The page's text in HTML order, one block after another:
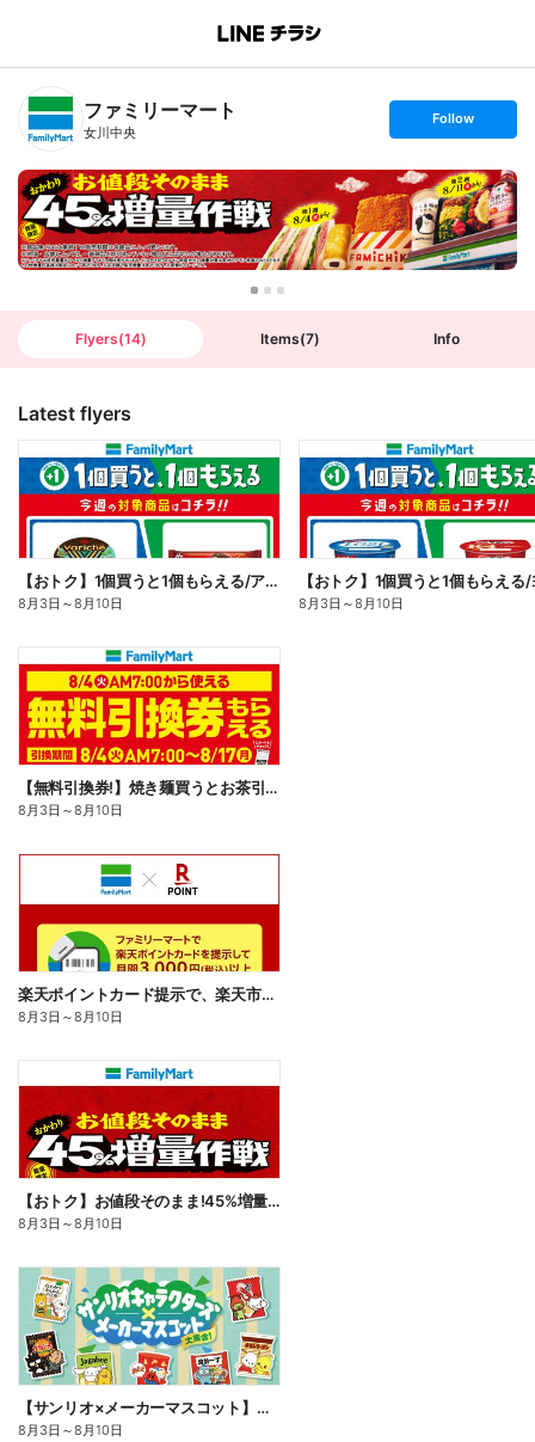
B
n
T
ファミリーマート
女川中央
s
t
o
l
l
o
w
Follow
Flyers(14) Items(7) Info
Latest flyers
【おトク】1個買うと1個もらえる/アイス
8月3日 ～8月10日 8月3日 ～8月10日
【無料引換券!】焼き麺買うとお茶引換券貰える!
8月3日 ～8月10日
楽天ポイントカード提示で、楽天市場でのお買い物がおトクに!
8月3日 ～8月10日
【おトク】お値段そのまま!45%増量作戦!
8月3日 ～8月10日
【サンリオ×メーカーマスコット】オリジナルグッズ貰える!
8月3日 ～8月10日